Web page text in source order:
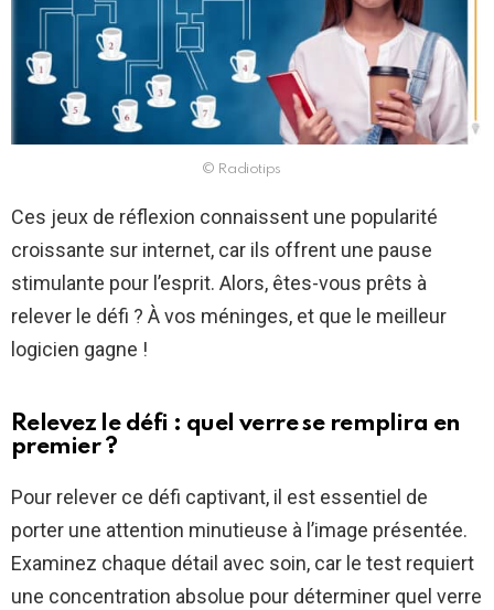
© Radiotips
Ces jeux de réflexion connaissent une popularité
croissante sur internet, car ils offrent une pause
stimulante pour l’esprit. Alors, êtes-vous prêts à
relever le défi ? À vos méninges, et que le meilleur
logicien gagne !
Relevez le défi : quel verre se remplira en
premier ?
Pour relever ce défi captivant, il est essentiel de
porter une attention minutieuse à l’image présentée.
Examinez chaque détail avec soin, car le test requiert
une concentration absolue pour déterminer quel verre